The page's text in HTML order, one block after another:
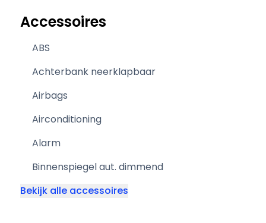
Accessoires
ABS
Achterbank neerklapbaar
Airbags
Airconditioning
Alarm
Binnenspiegel aut. dimmend
Bekijk alle accessoires